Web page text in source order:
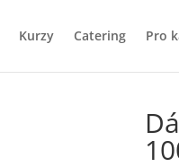
Kurzy Catering Pro